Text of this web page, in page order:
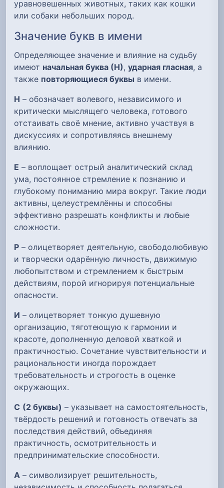
уравновешенных животных, таких как кошки
или собаки небольших пород.
Значение букв в имени
Определяющее значение и влияние на судьбу
имеют начальная буква (Н), ударная гласная, а
также повторяющиеся буквы в имени.
Н – обозначает волевого, независимого и
критически мыслящего человека, готового
отстаивать своё мнение, активно участвуя в
дискуссиях и сопротивляясь внешнему
влиянию.
Е – воплощает острый аналитический склад
ума, постоянное стремление к познанию и
глубокому пониманию мира вокруг. Такие люди
активны, целеустремлённы и способны
эффективно разрешать конфликты и любые
сложности.
Р – олицетворяет деятельную, свободолюбивую
и творчески одарённую личность, движимую
любопытством и стремлением к быстрым
действиям, порой игнорируя потенциальные
опасности.
И – олицетворяет тонкую душевную
организацию, тяготеющую к гармонии и
красоте, дополненную деловой хваткой и
практичностью. Сочетание чувствительности и
рациональности иногда порождает
требовательность и строгость в оценке
окружающих.
С (2 буквы) – указывает на самостоятельность,
твёрдость решений и готовность отвечать за
последствия действий, объединяя
практичность, осмотрительность и
предпринимательские способности.
А – символизирует решительность,